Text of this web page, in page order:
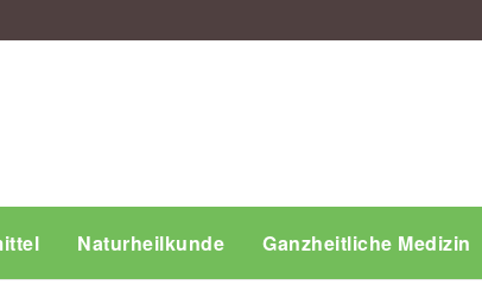
Naturheilkunde Ganzheitliche Medizin